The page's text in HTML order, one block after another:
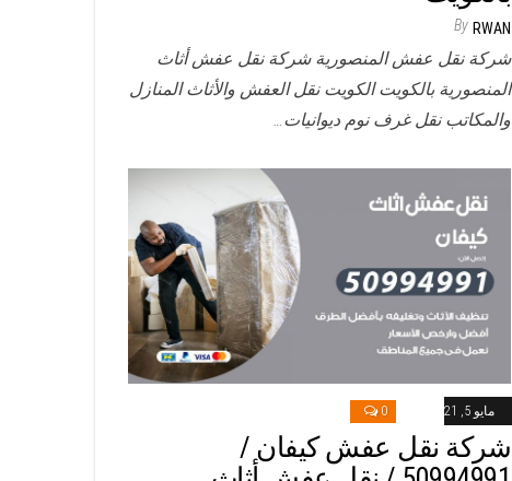
By RWAN
شركة نقل عفش المنصورية شركة نقل عفش أثاث
المنصورية بالكويت الكويت نقل العفش والأثاث المنازل
والمكاتب نقل غرف نوم ديوانيات…
مايو 5, 2021 0
شركة نقل عفش كيفان /